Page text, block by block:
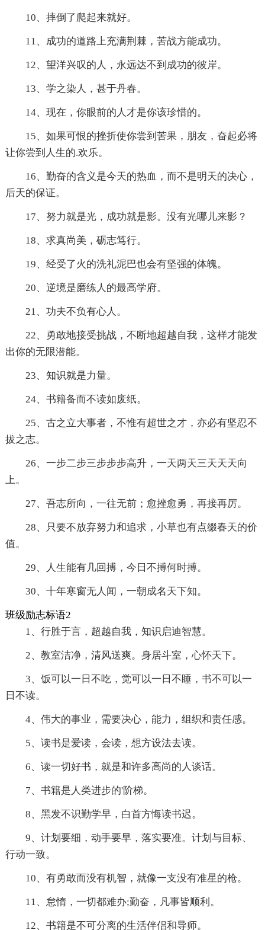
10、摔倒了爬起来就好。
11、成功的道路上充满荆棘，苦战方能成功。
12、望洋兴叹的人，永远达不到成功的彼岸。
13、学之染人，甚于丹春。
14、现在，你眼前的人才是你该珍惜的。
15、如果可恨的挫折使你尝到苦果，朋友，奋起必将
让你尝到人生的.欢乐。
16、勤奋的含义是今天的热血，而不是明天的决心，
后天的保证。
17、努力就是光，成功就是影。没有光哪儿来影？
18、求真尚美，砺志笃行。
19、经受了火的洗礼泥巴也会有坚强的体魄。
20、逆境是磨练人的最高学府。
21、功夫不负有心人。
22、勇敢地接受挑战，不断地超越自我，这样才能发
出你的无限潜能。
23、知识就是力量。
24、书籍备而不读如废纸。
25、古之立大事者，不惟有超世之才，亦必有坚忍不
拔之志。
26、一步二步三步步步高升，一天两天三天天天向
上。
27、吾志所向，一往无前；愈挫愈勇，再接再厉。
28、只要不放弃努力和追求，小草也有点缀春天的价
值。
29、人生能有几回搏，今日不搏何时搏。
30、十年寒窗无人闻，一朝成名天下知。
班级励志标语2
1、行胜于言，超越自我，知识启迪智慧。
2、教室洁净，清风送爽。身居斗室，心怀天下。
3、饭可以一日不吃，觉可以一日不睡，书不可以一
日不读。
4、伟大的事业，需要决心，能力，组织和责任感。
5、读书是爱读，会读，想方设法去读。
6、读一切好书，就是和许多高尚的人谈话。
7、书籍是人类进步的'阶梯。
8、黑发不识勤学早，白首方悔读书迟。
9、计划要细，动手要早，落实要准。计划与目标、
行动一致。
10、有勇敢而没有机智，就像一支没有准星的枪。
11、怠惰，一切都难办;勤奋，凡事皆顺利。
12、书籍是不可分离的生活伴侣和导师。